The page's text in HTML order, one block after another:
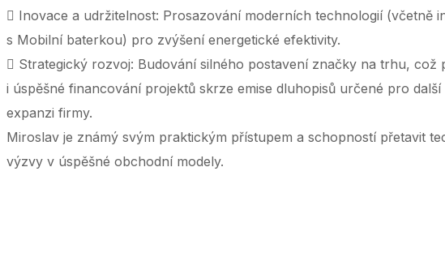
 Inovace a udržitelnost: Prosazování moderních technologií (včetně
s Mobilní baterkou) pro zvýšení energetické efektivity.
 Strategický rozvoj: Budování silného postavení značky na trhu, což
i úspěšné financování projektů skrze emise dluhopisů určené pro další
expanzi firmy.
Miroslav je známý svým praktickým přístupem a schopností přetavit
výzvy v úspěšné obchodní modely.